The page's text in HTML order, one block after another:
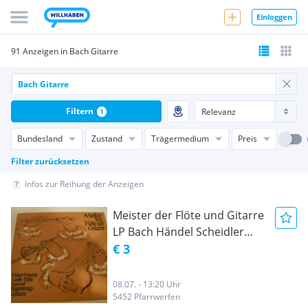
Einloggen
91 Anzeigen in Bach Gitarre
Bundesland Zustand Trägermedium
Preis
Filter zurücksetzen
Filtern 1
Infos zur Reihung der Anzeigen
Meister der Flöte und Gitarre
LP Bach Händel Scheidler
Giuliani
€ 3
08.07. - 13:20 Uhr
5452 Pfarrwerfen